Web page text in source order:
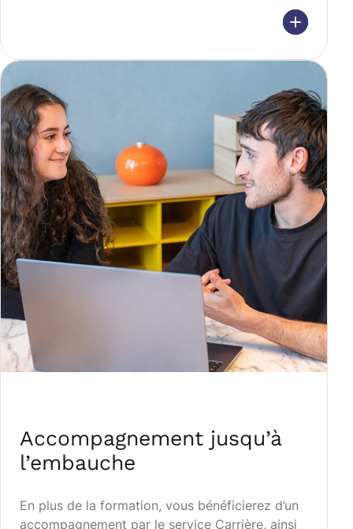
Accompagnement jusqu’à
l’embauche
En plus de la formation, vous bénéficierez d’un
accompagnement par le service Carrière, ainsi